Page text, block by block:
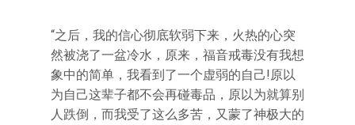
“之后，我的信心彻底软弱下来，火热的心突
然被浇了一盆冷水，原来，福音戒毒没有我想
象中的简单，我看到了一个虚弱的自己!原以
为自己这辈子都不会再碰毒品，原以为就算别
人跌倒，而我受了这么多苦，又蒙了神极大的